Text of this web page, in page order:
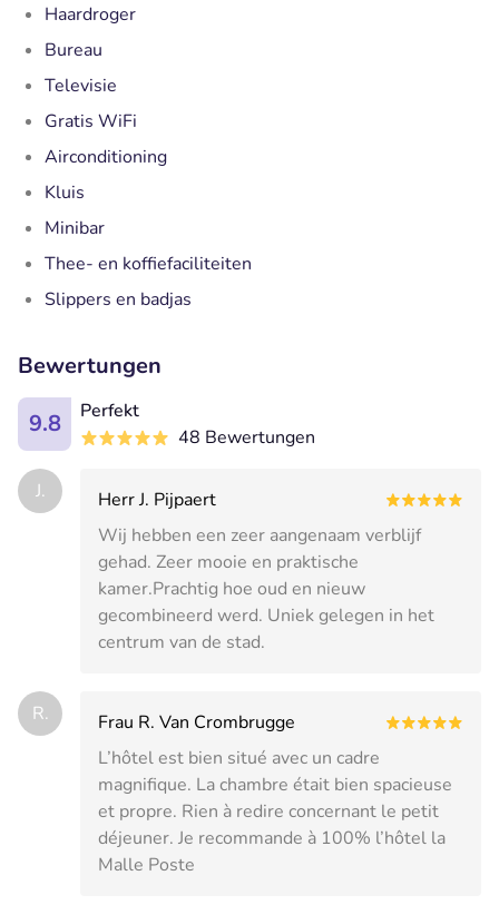
Haardroger
Bureau
Televisie
Gratis WiFi
Airconditioning
Kluis
Minibar
Thee- en koffiefaciliteiten
Slippers en badjas
Bewertungen
9.8
Perfekt
48 Bewertungen
J.
Herr J. Pijpaert
Wij hebben een zeer aangenaam verblijf
gehad. Zeer mooie en praktische
kamer.Prachtig hoe oud en nieuw
gecombineerd werd. Uniek gelegen in het
centrum van de stad.
R.
Frau R. Van Crombrugge
L’hôtel est bien situé avec un cadre
magnifique. La chambre était bien spacieuse
et propre. Rien à redire concernant le petit
déjeuner. Je recommande à 100% l’hôtel la
Malle Poste